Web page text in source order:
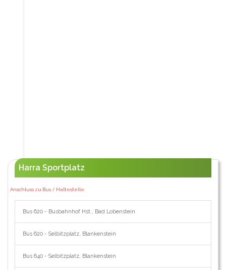
Harra Sportplatz
Anschluss zu Bus / Haltestelle:
Bus 620 - Busbahnhof Hst., Bad Lobenstein
Bus 620 - Selbitzplatz, Blankenstein
Bus 640 - Selbitzplatz, Blankenstein